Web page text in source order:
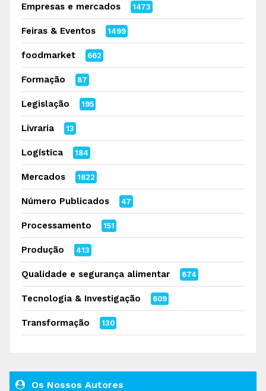
Empresas e mercados 1473
Feiras & Eventos 1499
foodmarket 662
Formação 87
Legislação 195
Livraria 13
Logística 184
Mercados 1822
Número Publicados 47
Processamento 151
Produção 413
Qualidade e segurança alimentar 674
Tecnologia & Investigação 609
Transformação 130
Os Nossos Autores